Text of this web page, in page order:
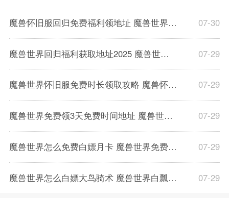
魔兽怀旧服回归免费福利领地址 魔兽世界怀旧服回归福利有哪些 07-30
魔兽世界回归福利获取地址2025 魔兽世界在哪免费获取3天时长 07-29
魔兽世界怀旧服免费时长领取攻略 魔兽怀旧服在哪领取三天免费时间 07-29
魔兽世界免费领3天免费时间地址 魔兽世界在哪免费白瓢3天时长 07-29
魔兽世界怎么免费白嫖月卡 魔兽世界免费白瓢月卡攻略2025 07-29
魔兽世界怎么白嫖大鸟骑术 魔兽世界白瓢大鸟骑术方法介绍 07-29